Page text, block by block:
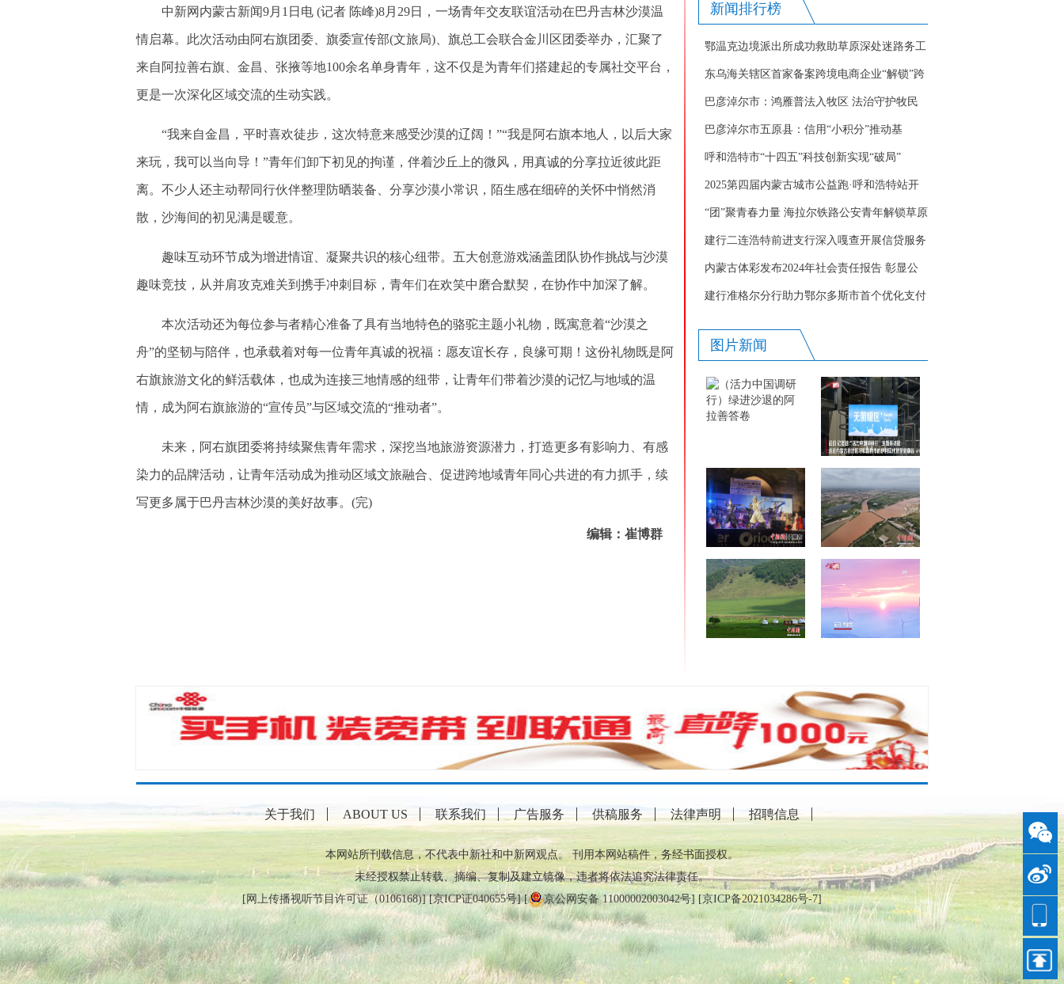
中新网内蒙古新闻9月1日电 (记者 陈峰)8月29日，一场青年交友联谊活动在巴丹吉林沙漠温
情启幕。此次活动由阿右旗团委、旗委宣传部(文旅局)、旗总工会联合金川区团委举办，汇聚了
来自阿拉善右旗、金昌、张掖等地100余名单身青年，这不仅是为青年们搭建起的专属社交平台，
更是一次深化区域交流的生动实践。
“我来自金昌，平时喜欢徒步，这次特意来感受沙漠的辽阔！”“我是阿右旗本地人，以后大家
来玩，我可以当向导！”青年们卸下初见的拘谨，伴着沙丘上的微风，用真诚的分享拉近彼此距
离。不少人还主动帮同行伙伴整理防晒装备、分享沙漠小常识，陌生感在细碎的关怀中悄然消
散，沙海间的初见满是暖意。
趣味互动环节成为增进情谊、凝聚共识的核心纽带。五大创意游戏涵盖团队协作挑战与沙漠
趣味竞技，从并肩攻克难关到携手冲刺目标，青年们在欢笑中磨合默契，在协作中加深了解。
本次活动还为每位参与者精心准备了具有当地特色的骆驼主题小礼物，既寓意着“沙漠之
舟”的坚韧与陪伴，也承载着对每一位青年真诚的祝福：愿友谊长存，良缘可期！这份礼物既是阿
右旗旅游文化的鲜活载体，也成为连接三地情感的纽带，让青年们带着沙漠的记忆与地域的温
情，成为阿右旗旅游的“宣传员”与区域交流的“推动者”。
未来，阿右旗团委将持续聚焦青年需求，深挖当地旅游资源潜力，打造更多有影响力、有感
染力的品牌活动，让青年活动成为推动区域文旅融合、促进跨地域青年同心共进的有力抓手，续
写更多属于巴丹吉林沙漠的美好故事。(完)
编辑：崔博群
新闻排行榜
鄂温克边境派出所成功救助草原深处迷路务工
人员
东乌海关辖区首家备案跨境电商企业“解锁”跨
境电商业务
巴彦淖尔市：鸿雁普法入牧区 法治守护牧民
心
巴彦淖尔市五原县：信用“小积分”推动基
层“大治理”
呼和浩特市“十四五”科技创新实现“破局”
2025第四届内蒙古城市公益跑·呼和浩特站开
幕
“团”聚青春力量 海拉尔铁路公安青年解锁草原
红色记忆
建行二连浩特前进支行深入嘎查开展信贷服务
惠民举措暖民心
内蒙古体彩发布2024年社会责任报告 彰显公
益担当
建行准格尔分行助力鄂尔多斯市首个优化支付
图片新闻
关于我们 ABOUT US 联系我们 广告服务 供稿服务 法律声明 招聘信息
本网站所刊载信息，不代表中新社和中新网观点。 刊用本网站稿件，务经书面授权。
未经授权禁止转载、摘编、复制及建立镜像，违者将依法追究法律责任。
[ 网上传播视听节目许可证（0106168)] [京ICP证040655号] [ 京公网安备 11000002003042号] [京ICP备2021034286号-7]